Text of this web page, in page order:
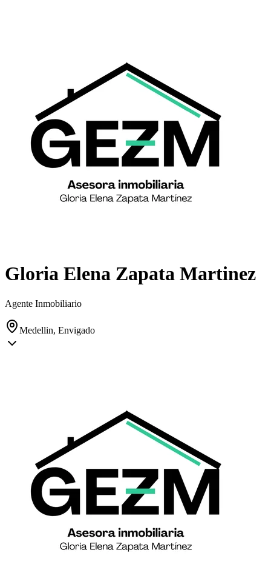
Gloria Elena Zapata Martinez
Agente Inmobiliario
Medellin, Envigado